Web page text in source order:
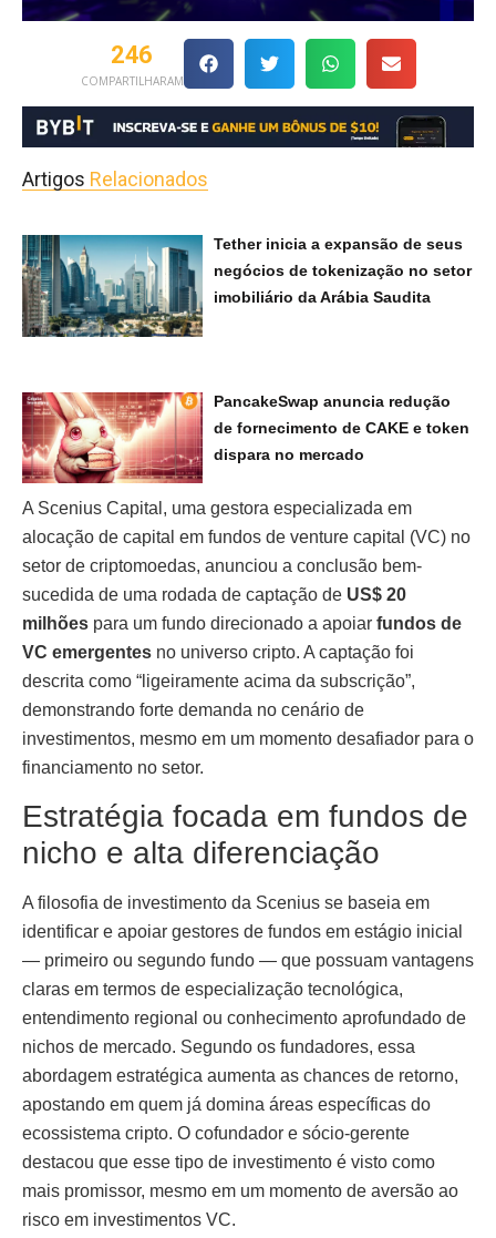
COMPARTILHARAM
246
Artigos Relacionados
Tether inicia a expansão de seus
negócios de tokenização no setor
imobiliário da Arábia Saudita
PancakeSwap anuncia redução
de fornecimento de CAKE e token
dispara no mercado
A Scenius Capital, uma gestora especializada em
alocação de capital em fundos de venture capital (VC) no
setor de criptomoedas, anunciou a conclusão bem-
sucedida de uma rodada de captação de US$ 20
milhões para um fundo direcionado a apoiar fundos de
VC emergentes no universo cripto. A captação foi
descrita como “ligeiramente acima da subscrição”,
demonstrando forte demanda no cenário de
investimentos, mesmo em um momento desafiador para o
financiamento no setor.
Estratégia focada em fundos de
nicho e alta diferenciação
A filosofia de investimento da Scenius se baseia em
identificar e apoiar gestores de fundos em estágio inicial
— primeiro ou segundo fundo — que possuam vantagens
claras em termos de especialização tecnológica,
entendimento regional ou conhecimento aprofundado de
nichos de mercado. Segundo os fundadores, essa
abordagem estratégica aumenta as chances de retorno,
apostando em quem já domina áreas específicas do
ecossistema cripto. O cofundador e sócio-gerente
destacou que esse tipo de investimento é visto como
mais promissor, mesmo em um momento de aversão ao
risco em investimentos VC.